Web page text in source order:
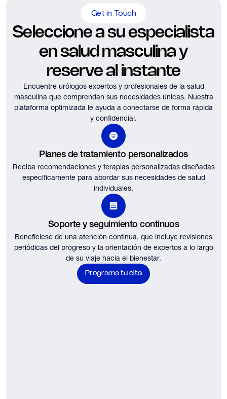
Get in Touch
Seleccione a su especialista
en salud masculina y
reserve al instante
Encuentre urólogos expertos y profesionales de la salud
masculina que comprendan sus necesidades únicas. Nuestra
plataforma optimizada le ayuda a conectarse de forma rápida
y confidencial.
Planes de tratamiento personalizados
Reciba recomendaciones y terapias personalizadas diseñadas
específicamente para abordar sus necesidades de salud
individuales.
Soporte y seguimiento continuos
Benefíciese de una atención continua, que incluye revisiones
periódicas del progreso y la orientación de expertos a lo largo
de su viaje hacia el bienestar.
Programa tu cita